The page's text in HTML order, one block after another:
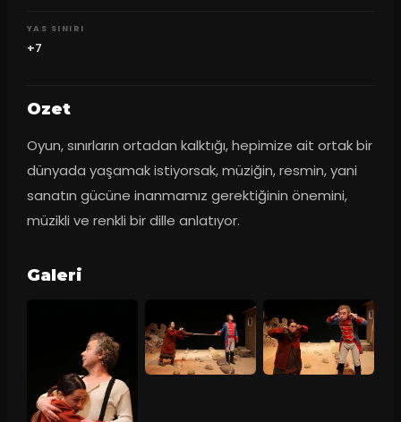
YAS SINIRI
+7
Ozet
Oyun, sınırların ortadan kalktığı, hepimize ait ortak bir
dünyada yaşamak istiyorsak, müziğin, resmin, yani
sanatın gücüne inanmamız gerektiğinin önemini,
müzikli ve renkli bir dille anlatıyor.
Galeri